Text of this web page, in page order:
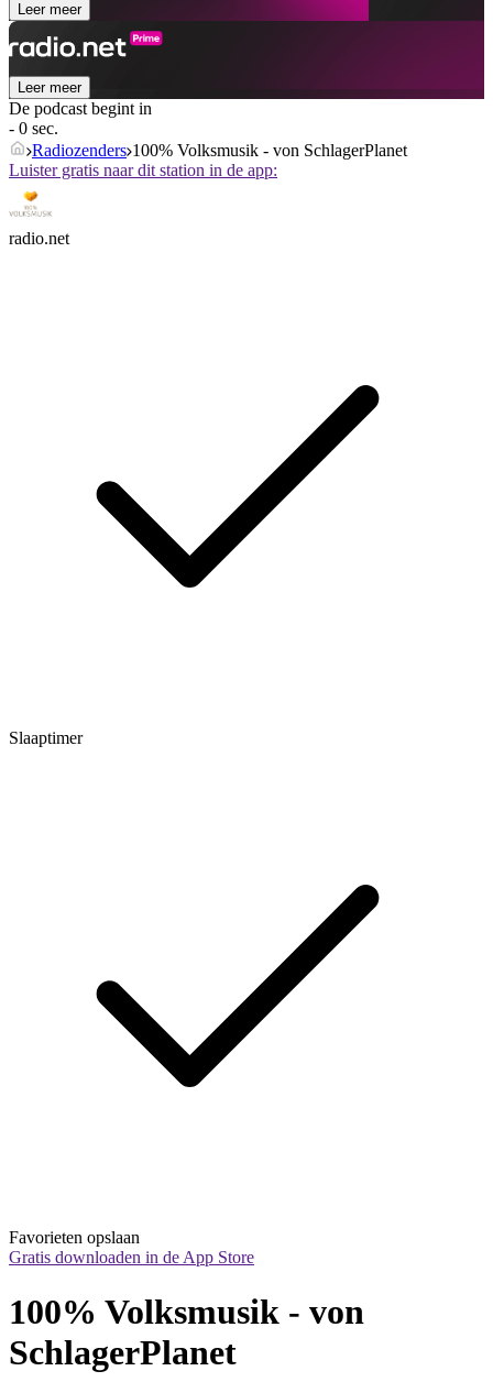
Leer meer
Leer meer
De podcast begint in
- 0 sec.
Radiozenders 100% Volksmusik - von SchlagerPlanet
Luister gratis naar dit station in de app:
radio.net
Slaaptimer
Favorieten opslaan
Gratis downloaden in de App Store
100% Volksmusik - von
SchlagerPlanet